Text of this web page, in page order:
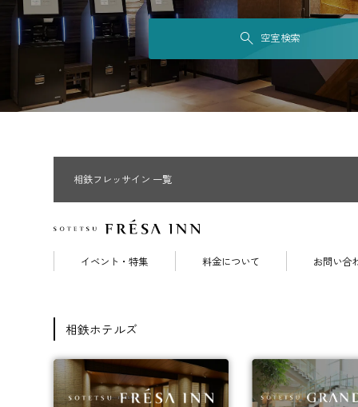
空室検索
相鉄フレッサイン 一覧
イベント・特集 料金について お問い合
相鉄ホテルズ